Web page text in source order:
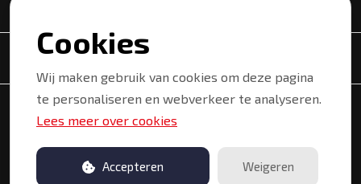
Onderwerpen
Copyright © 2026 Kortrijk. Alle rechten voorbehouden.
Privacyverklaring Gebruiksvoorwaarden
Cookies
Wij maken gebruik van cookies om deze pagina
te personaliseren en webverkeer te analyseren.
Lees meer over cookies
Accepteren Weigeren